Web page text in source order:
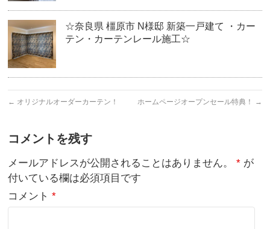
☆奈良県 橿原市 N様邸 新築一戸建て ・カー
テン・カーテンレール施工☆
← オリジナルオーダーカーテン！ ホームページオープンセール特典！ →
コメントを残す
メールアドレスが公開されることはありません。 * が
付いている欄は必須項目です
コメント*